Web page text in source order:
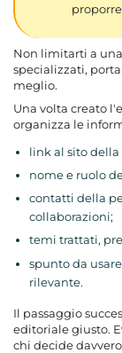
Non limitarti a
specializzati,
meglio.
Una volta creato
organizza le
link al sito della
nome e ruolo
contatti della
collaborazioni;
temi trattati,
spunto da
rilevante.
Il passaggio
editoriale giusto.
chi decide